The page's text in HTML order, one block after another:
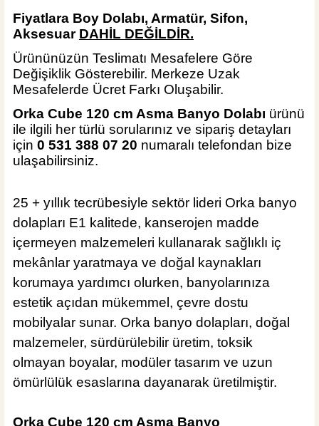
16.666,80 TL %40
10.000,08 TL
Sepete Ekle
Hansgrohe
Hansgrohe Krom S Tipi Lavabo Sifonu
2.714,40 TL %40
1.630,00 TL
Sepete Ekle
ÜRÜN TÜKENDİ
Tema Banyo
Tema Pop-Up Krom Sifon Otomatiği
Fiyatlara Boy Dolabı, Armatür, Sifon,
Aksesuar DAHİL DEĞİLDİR.
Ürününüzün Teslimatı Mesafelere Göre
Değişiklik Gösterebilir. Merkeze Uzak
Mesafelerde Ücret Farkı Oluşabilir.
Orka Cube 120 cm Asma Banyo Dolabı ürünü
ile ilgili her türlü sorularınız ve sipariş detayları
için 0 531 388 07 20 numaralı telefondan bize
ulaşabilirsiniz.
25 + yıllık tecrübesiyle sektör lideri Orka banyo
dolapları E1 kalitede, kanserojen madde
içermeyen malzemeleri kullanarak sağlıklı iç
mekânlar yaratmaya ve doğal kaynakları
korumaya yardımcı olurken, banyolarınıza
estetik açıdan mükemmel, çevre dostu
mobilyalar sunar. Orka banyo dolapları, doğal
malzemeler, sürdürülebilir üretim, toksik
olmayan boyalar, modüler tasarım ve uzun
ömürlülük esaslarına dayanarak üretilmiştir.
Orka Cube 120 cm Asma Banyo